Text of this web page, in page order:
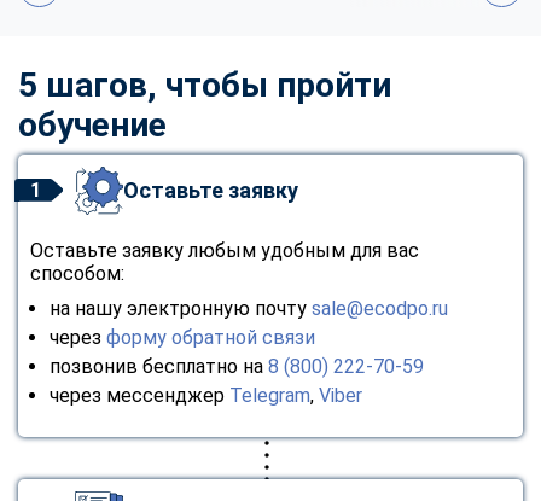
5 шагов, чтобы пройти
обучение
1 Оставьте заявку
Оставьте заявку любым удобным для вас
способом:
на нашу электронную почту sale@ecodpo.ru
через форму обратной связи
позвонив бесплатно на 8 (800) 222-70-59
через мессенджер Telegram, Viber